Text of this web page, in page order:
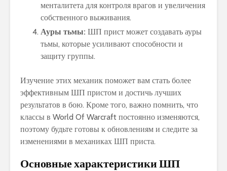
менталитета для контроля врагов и увеличения
собственного выживания.
Ауры тьмы: ШП прист может создавать ауры
тьмы, которые усиливают способности и
защиту группы.
Изучение этих механик поможет вам стать более
эффективным ШП пристом и достичь лучших
результатов в бою. Кроме того, важно помнить, что
классы в World Of Warcraft постоянно изменяются,
поэтому будьте готовы к обновлениям и следите за
изменениями в механиках ШП приста.
Основные характеристики ШП